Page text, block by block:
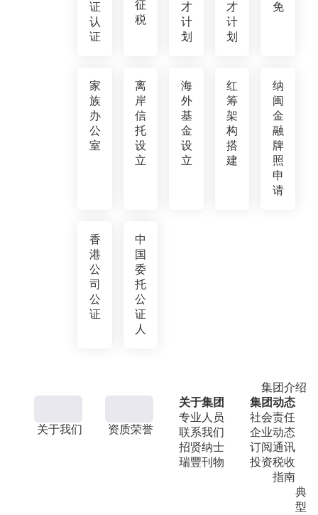
证
认
证
征
税
才
计
划
才
计
划
免
家
族
办
公
室
离
岸
信
托
设
立
海
外
基
金
设
立
红
筹
架
构
搭
建
纳
闽
金
融
牌
照
申
请
香
港
公
司
公
证
中
国
委
托
公
证
人
集团介绍
关于我们 资质荣誉
关于集团
专业人员
联系我们
招贤纳士
瑞豐刊物
集团动态
社会责任
企业动态
订阅通讯
投资税收
指南
典
型